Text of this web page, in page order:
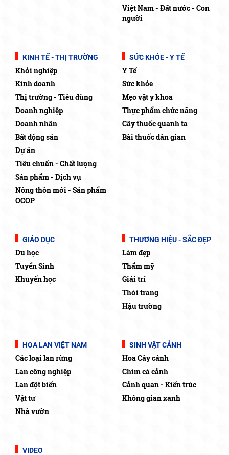
Việt Nam - Đất nước - Con
người
KINH TẾ - THỊ TRƯỜNG
Khởi nghiệp
Kinh doanh
Thị trường - Tiêu dùng
Doanh nghiệp
Doanh nhân
Bất động sản
Dự án
Tiêu chuẩn - Chất lượng
Sản phẩm - Dịch vụ
Nông thôn mới - Sản phẩm
OCOP
SỨC KHỎE - Y TẾ
Y Tế
Sức khỏe
Mẹo vặt y khoa
Thực phẩm chức năng
Cây thuốc quanh ta
Bài thuốc dân gian
GIÁO DỤC
Du học
Tuyển Sinh
Khuyến học
THƯƠNG HIỆU - SẮC ĐẸP
Làm đẹp
Thẩm mỹ
Giải trí
Thời trang
Hậu trường
HOA LAN VIỆT NAM
Các loại lan rừng
Lan công nghiệp
Lan đột biến
Vật tư
Nhà vườn
SINH VẬT CẢNH
Hoa Cây cảnh
Chim cá cảnh
Cảnh quan - Kiến trúc
Không gian xanh
VIDEO